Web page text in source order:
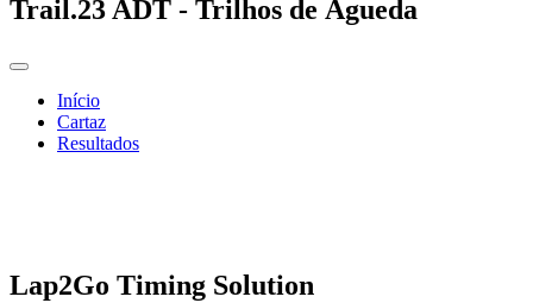
Trail.23 ADT - Trilhos de Águeda
Início
Cartaz
Resultados
Lap2Go Timing Solution